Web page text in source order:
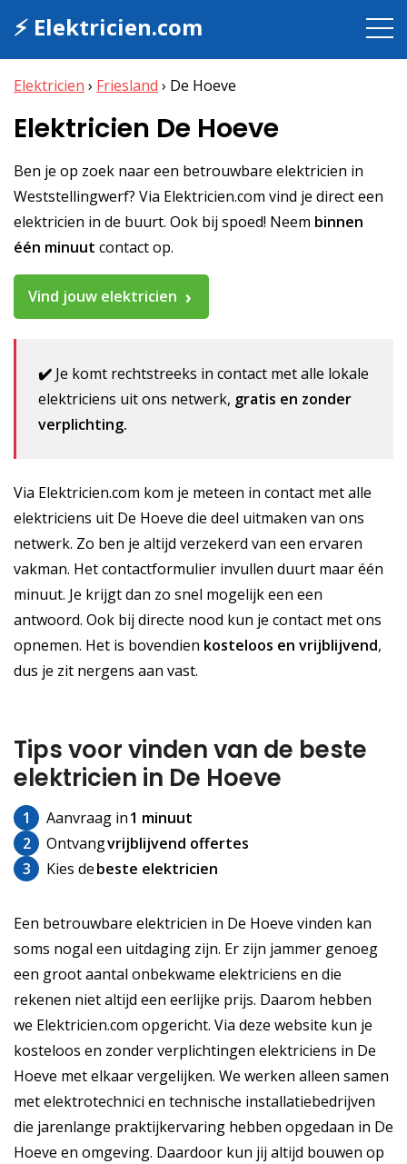
⚡ Elektricien.com
Elektricien › Friesland › De Hoeve
Elektricien De Hoeve
Ben je op zoek naar een betrouwbare elektricien in
Weststellingwerf? Via Elektricien.com vind je direct een
elektricien in de buurt. Ook bij spoed! Neem binnen
één minuut contact op.
Vind jouw elektricien
✔️ Je komt rechtstreeks in contact met alle lokale
elektriciens uit ons netwerk, gratis en zonder
verplichting.
Via Elektricien.com kom je meteen in contact met alle
elektriciens uit De Hoeve die deel uitmaken van ons
netwerk. Zo ben je altijd verzekerd van een ervaren
vakman. Het contactformulier invullen duurt maar één
minuut. Je krijgt dan zo snel mogelijk een een
antwoord. Ook bij directe nood kun je contact met ons
opnemen. Het is bovendien kosteloos en vrijblijvend,
dus je zit nergens aan vast.
Tips voor vinden van de beste
elektricien in De Hoeve
1 Aanvraag in1 minuut
2
Ontvangvrijblijvend offertes
3
Kies debeste elektricien
Een betrouwbare elektricien in De Hoeve vinden kan
soms nogal een uitdaging zijn. Er zijn jammer genoeg
een groot aantal onbekwame elektriciens en die
rekenen niet altijd een eerlijke prijs. Daarom hebben
we Elektricien.com opgericht. Via deze website kun je
kosteloos en zonder verplichtingen elektriciens in De
Hoeve met elkaar vergelijken. We werken alleen samen
met elektrotechnici en technische installatiebedrijven
die jarenlange praktijkervaring hebben opgedaan in De
Hoeve en omgeving. Daardoor kun jij altijd bouwen op